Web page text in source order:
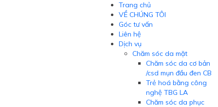
Trang chủ
VỀ CHÚNG TÔI
Góc tư vấn
Liên hệ
Dịch vụ
Chăm sóc da mặt
Chăm sóc da cơ bản
/csd mụn đầu đen CB
Trẻ hoá bằng công
nghệ TBG LA
Chăm sóc da phục